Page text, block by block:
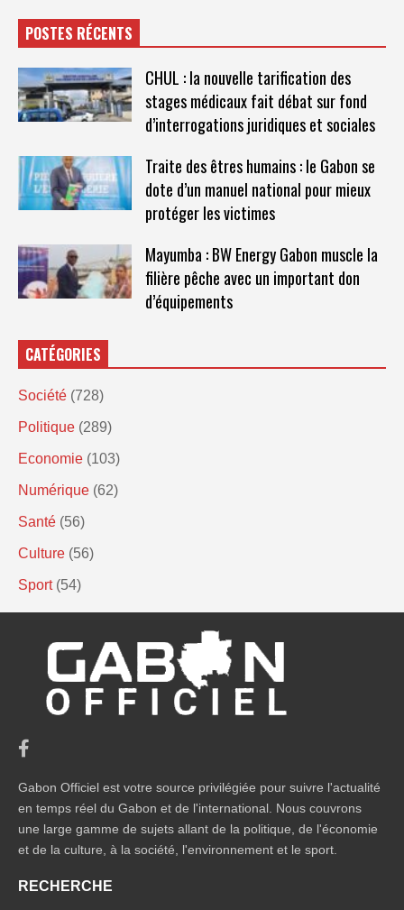
POSTES RÉCENTS
CHUL : la nouvelle tarification des
stages médicaux fait débat sur fond
d’interrogations juridiques et sociales
Traite des êtres humains : le Gabon se
dote d’un manuel national pour mieux
protéger les victimes
Mayumba : BW Energy Gabon muscle la
filière pêche avec un important don
d’équipements
CATÉGORIES
Société (728)
Politique (289)
Economie (103)
Numérique (62)
Santé (56)
Culture (56)
Sport (54)
Gabon Officiel est votre source privilégiée pour suivre l'actualité
en temps réel du Gabon et de l'international. Nous couvrons
une large gamme de sujets allant de la politique, de l'économie
et de la culture, à la société, l'environnement et le sport.
RECHERCHE